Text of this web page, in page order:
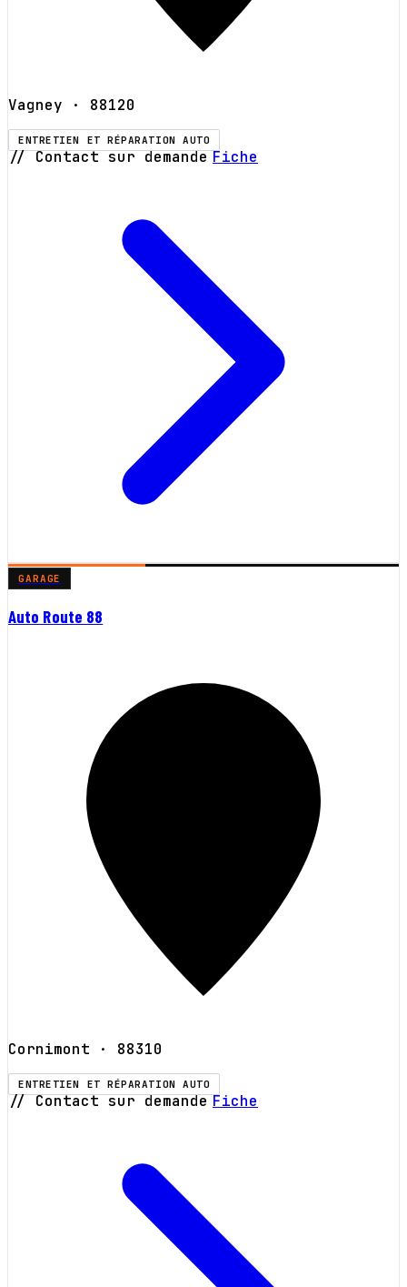
Vagney · 88120
ENTRETIEN ET RÉPARATION AUTO
// Contact sur demande Fiche
GARAGE
Auto Route 88
Cornimont · 88310
ENTRETIEN ET RÉPARATION AUTO
// Contact sur demande Fiche